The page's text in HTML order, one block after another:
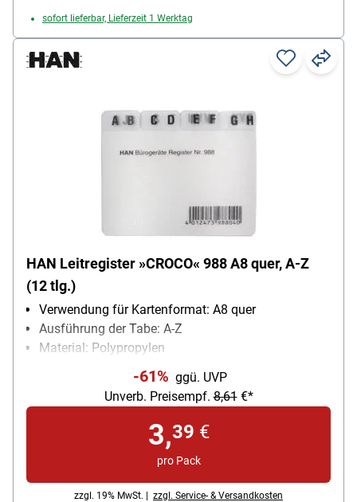
sofort lieferbar, Lieferzeit 1 Werktag
HAN Leitregister »CROCO« 988 A8 quer, A-Z
(12 tlg.)
Verwendung für Kartenformat: A8 quer
Ausführung der Tabe: A-Z
Material: Polypropylen
Inhalt pro Pack: 1 Stück
Besonderheiten: 0,5 mm Folienstärke
-61% ggü. UVP
Unverb. Preisempf.8,61€*
3,39 €
pro Pack
zzgl. 19% MwSt. | zzgl. Service- & Versandkosten